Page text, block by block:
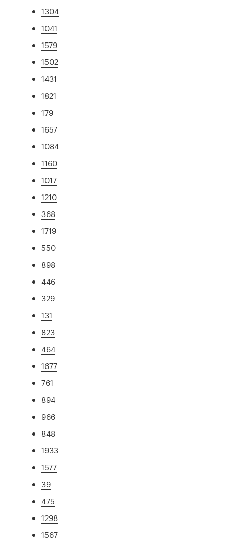
1304
1041
1579
1502
1431
1821
179
1657
1084
1160
1017
1210
368
1719
550
898
446
329
131
823
464
1677
761
894
966
848
1933
1577
39
475
1298
1567